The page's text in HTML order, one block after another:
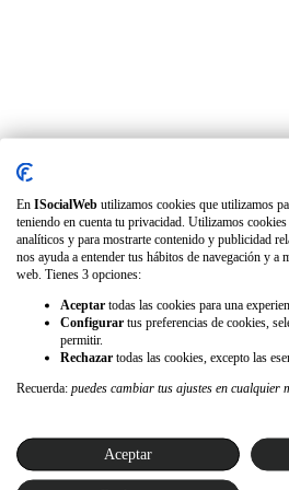
En ISocialWeb utilizamos cookies que utilizamos
teniendo en cuenta tu privacidad. Utilizamos
analíticos y para mostrarte contenido y publicidad
nos ayuda a entender tus hábitos de navegación y a
web. Tienes 3 opciones:
Aceptar todas las cookies para una
Configurar tus preferencias de cookies,
permitir.
Rechazar todas las cookies, excepto las
Recuerda: puedes cambiar tus ajustes en cualquier
Aceptar